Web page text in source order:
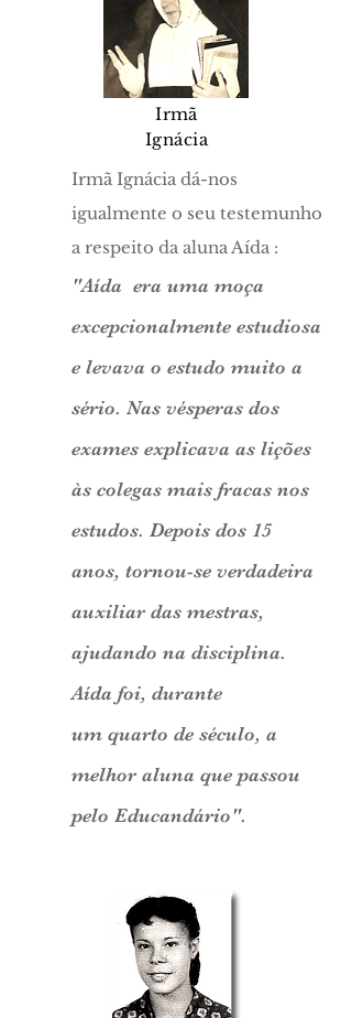
Irmã
Ignácia
Irmã Ignácia dá-nos
igualmente o seu testemu­nho
a respeito da aluna Aída :
"Aída era uma moça
excepcionalmente estudio­sa
e levava o estudo muito a
sério. Nas vésperas dos
exames explicava as lições
às colegas mais fracas nos
estudos. Depois dos 15
anos, tornou-se verdadeira
auxiliar das mestras,
ajudando na disciplina.
Aída foi, durante
um quarto de século, a
melhor aluna que passou
pelo Educandário".